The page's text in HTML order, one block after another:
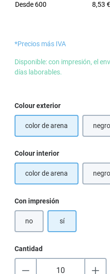
Desde 600 8,53
*Precios más IVA
Disponible: con impresión, el
días laborables.
Seleccione
Colour exterior
color de arena negro
Seleccione
Colour interior
color de arena negro
Seleccione
Con impresión
no sí
Cantidad